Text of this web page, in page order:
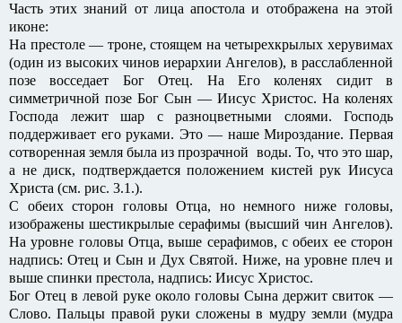
Часть этих знаний от лица апостола и отображена на этой
иконе:
На престоле — троне, стоящем на четырехкрылых херувимах
(один из высоких чинов иерархии Ангелов), в расслабленной
позе восседает Бог Отец. На Его коленях сидит в
симметричной позе Бог Сын — Иисус Христос. На коленях
Господа лежит шар с разноцветными слоями. Господь
поддерживает его руками. Это — наше Мироздание. Первая
сотворенная земля была из прозрачной воды. То, что это шар,
а не диск, подтверждается положением кистей рук Иисуса
Христа (см. рис. 3.1.).
С обеих сторон головы Отца, но немного ниже головы,
изображены шестикрылые серафимы (высший чин Ангелов).
На уровне головы Отца, выше серафимов, с обеих ее сторон
надпись: Отец и Сын и Дух Святой. Ниже, на уровне плеч и
выше спинки престола, надпись: Иисус Христос.
Бог Отец в левой руке около головы Сына держит свиток —
Слово. Пальцы правой руки сложены в мудру земли (мудра